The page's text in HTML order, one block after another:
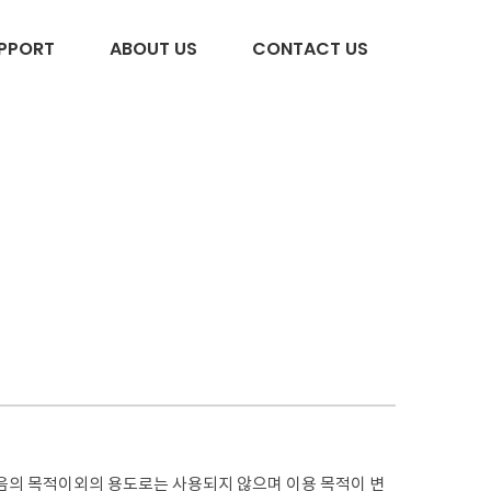
ABOUT US CONTACT US
목적이외의 용도로는 사용되지 않으며 이용 목적이 변